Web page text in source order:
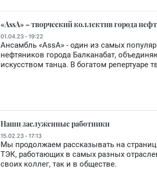
«AssA» – творческий коллектив города
01.04.23 - 19:22
Ансамбль «AssA» - один из самых
нефтяников города Балканабат,
искусством танца. В богатом репертуаре
Наши заслуженные работники
15.02.23 - 17:13
Мы продолжаем рассказывать на
ТЭК, работающих в самых разных
своих коллег, так и в обществе.